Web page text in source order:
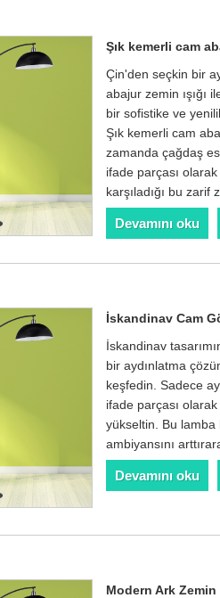
Şık kemerli cam
Çin'den seçkin bir
abajur zemin ışığı
bir sofistike ve
Şık kemerli cam
zamanda çağdaş
ifade parçası
karşıladığı bu zarif
Devamını oku
İskandinav Cam
İskandinav
bir aydınlatma
keşfedin. Sadece
ifade parçası
yükseltin. Bu lamba
ambiyansını
Devamını oku
Modern Ark Zemin